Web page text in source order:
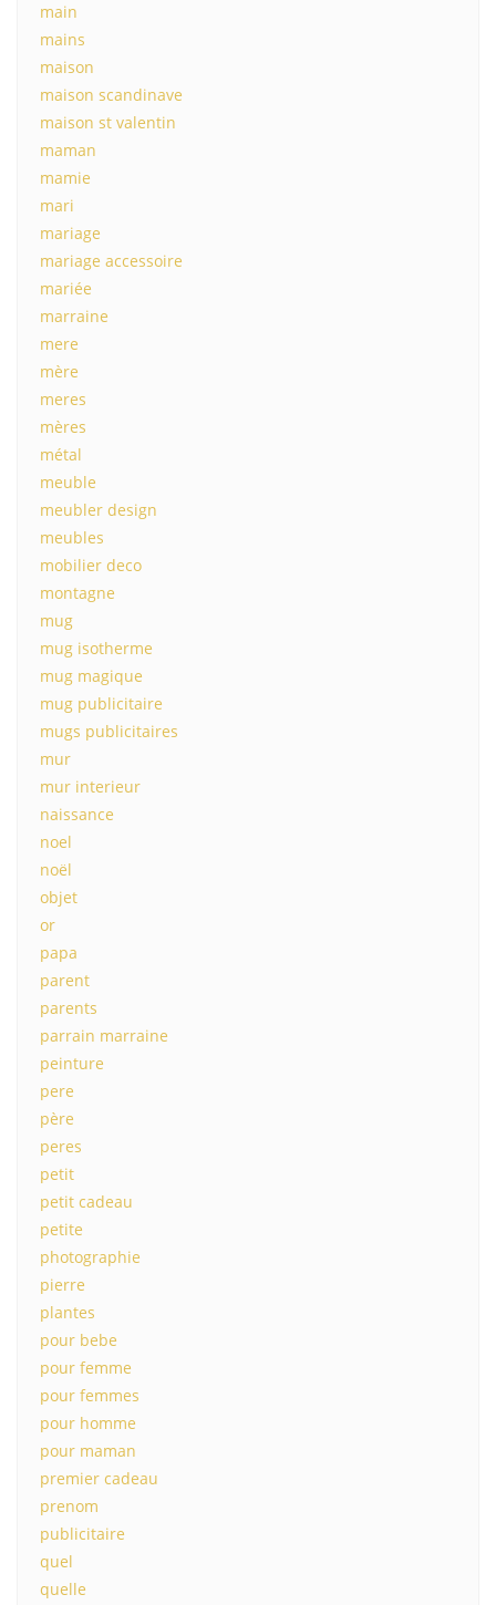
main
mains
maison
maison scandinave
maison st valentin
maman
mamie
mari
mariage
mariage accessoire
mariée
marraine
mere
mère
meres
mères
métal
meuble
meubler design
meubles
mobilier deco
montagne
mug
mug isotherme
mug magique
mug publicitaire
mugs publicitaires
mur
mur interieur
naissance
noel
noël
objet
or
papa
parent
parents
parrain marraine
peinture
pere
père
peres
petit
petit cadeau
petite
photographie
pierre
plantes
pour bebe
pour femme
pour femmes
pour homme
pour maman
premier cadeau
prenom
publicitaire
quel
quelle